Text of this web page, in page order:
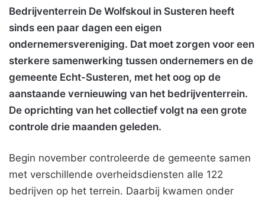
Bedrijventerrein De Wolfskoul in Susteren heeft
sinds een paar dagen een eigen
ondernemersvereniging. Dat moet zorgen voor een
sterkere samenwerking tussen ondernemers en de
gemeente Echt-Susteren, met het oog op de
aanstaande vernieuwing van het bedrijventerrein.
De oprichting van het collectief volgt na een grote
controle drie maanden geleden.
Begin november controleerde de gemeente samen
met verschillende overheidsdiensten alle 122
bedrijven op het terrein. Daarbij kwamen onder